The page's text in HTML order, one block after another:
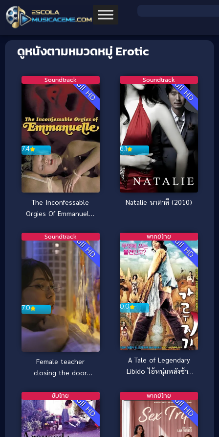
ดูหนังตามหมวดหมู่ Erotic
Full HD
7.4
Soundtrack
The Inconfessable
Orgies Of Emmanuelle
Full HD
6.1
Soundtrack
Natalie นาตาลี (2010)
Full HD
7.0
Soundtrack
Female teacher
closing the door
Full HD
0.0
พากย์ไทย
A Tale of Legendary
Libido ไอ้หนุ่มพลังช้าง
Full HD
ซับไทย Full HD
พากย์ไทย